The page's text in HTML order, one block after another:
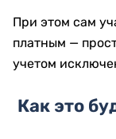
При этом сам
платным —
учетом
Как это